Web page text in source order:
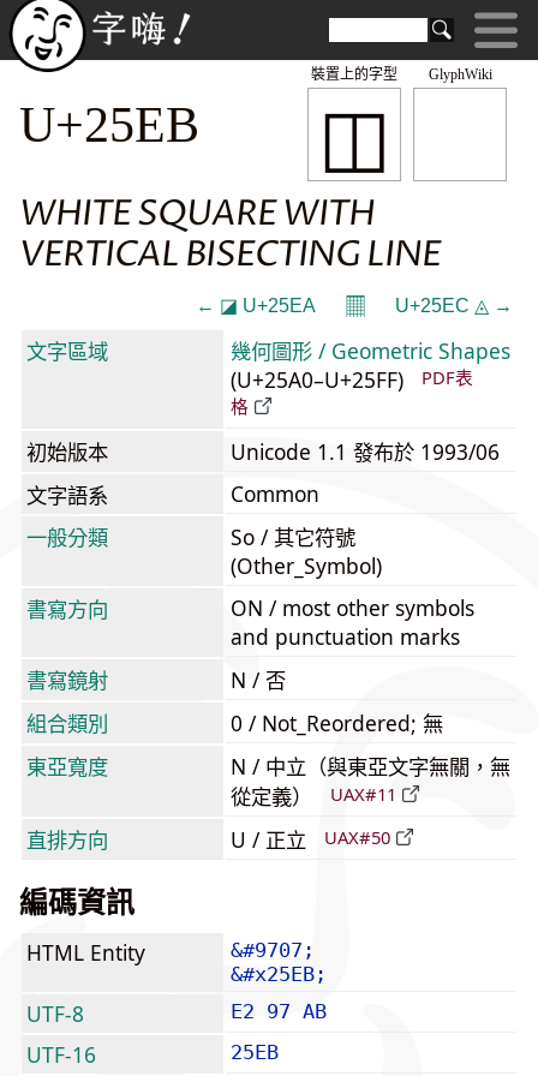
GlyphWiki
◫
裝置上的字型
U+25EB
WHITE SQUARE WITH
VERTICAL BISECTING LINE
← ◪ U+25EA 𝄜 U+25EC ◬ →
文字區域
幾何圖形 / Geometric Shapes
(U+25A0–U+25FF)
PDF表
格
初始版本
Unicode 1.1 發布於 1993/06
文字語系
Common
一般分類
So / 其它符號
(Other_Symbol)
書寫方向
ON / most other symbols
and punctuation marks
書寫鏡射
N / 否
組合類別
0 / Not_Reordered; 無
東亞寬度
N / 中立（與東亞文字無關，無
從定義）
UAX#11
直排方向 U / 正立 UAX#50
編碼資訊
HTML Entity
&#9707;
&#x25EB;
UTF-8 E2 97 AB
UTF-16 25EB